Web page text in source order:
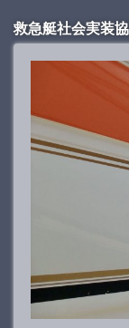
救急艇社会実装